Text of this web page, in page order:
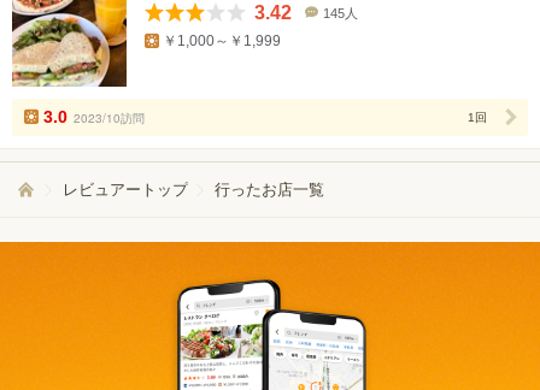
3.42
数
145人
￥1,000～￥1,999
3.0 2023/10訪問 1回
レビュアートップ 行ったお店一覧